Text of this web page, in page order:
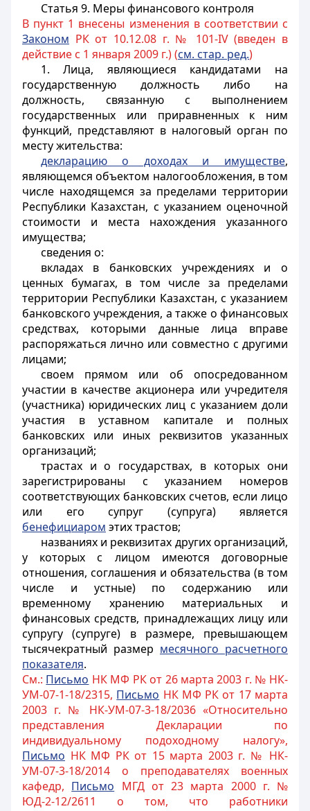
Статья 9. Меры финансового контроля
В пункт 1 внесены изменения в соответствии с
Законом РК от 10.12.08 г. № 101-IV (введен в
действие с 1 января 2009 г.) (см. стар. ред.)
1. Лица, являющиеся кандидатами на
государственную должность либо на
должность, связанную с выполнением
государственных или приравненных к ним
функций, представляют в налоговый орган по
месту жительства:
декларацию о доходах и имуществе,
являющемся объектом налогообложения, в том
числе находящемся за пределами территории
Республики Казахстан, с указанием оценочной
стоимости и места нахождения указанного
имущества;
сведения о:
вкладах в банковских учреждениях и о
ценных бумагах, в том числе за пределами
территории Республики Казахстан, с указанием
банковского учреждения, а также о финансовых
средствах, которыми данные лица вправе
распоряжаться лично или совместно с другими
лицами;
своем прямом или об опосредованном
участии в качестве акционера или учредителя
(участника) юридических лиц с указанием доли
участия в уставном капитале и полных
банковских или иных реквизитов указанных
организаций;
трастах и о государствах, в которых они
зарегистрированы с указанием номеров
соответствующих банковских счетов, если лицо
или его супруг (супруга) является
бенефициаром этих трастов;
названиях и реквизитах других организаций,
у которых с лицом имеются договорные
отношения, соглашения и обязательства (в том
числе и устные) по содержанию или
временному хранению материальных и
финансовых средств, принадлежащих лицу или
супругу (супруге) в размере, превышающем
тысячекратный размер месячного расчетного
показателя.
См.: Письмо НК МФ РК от 26 марта 2003 г. № НК-
УМ-07-1-18/2315, Письмо НК МФ РК от 17 марта
2003 г. № НК-УМ-07-3-18/2036 «Относительно
представления Декларации по
индивидуальному подоходному налогу»,
Письмо НК МФ РК от 15 марта 2003 г. № НК-
УМ-07-3-18/2014 о преподавателях военных
кафедр, Письмо МГД от 23 марта 2000 г. №
ЮД-2-12/2611 о том, что работники